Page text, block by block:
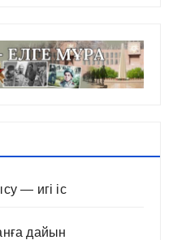
— игі іс
дайын